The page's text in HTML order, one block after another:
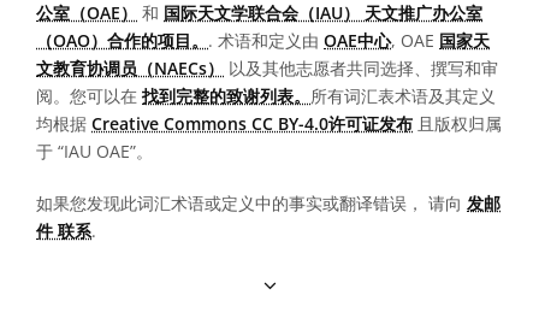
公室（OAE）
和 国际天文学联合会（IAU） 天文推广办公室
（OAO）合作的项目。 . 术语和定义由 OAE中心, OAE 国家天
文教育协调员（NAECs）
以及其他志愿者共同选择、撰写和审
阅。您可以在 找到完整的致谢列表。 所有词汇表术语及其定义
均根据 Creative Commons CC BY-4.0许可证发布 且版权归属
于 “IAU OAE”。
如果您发现此词汇术语或定义中的事实或翻译错误， 请向 发邮
件 联系.